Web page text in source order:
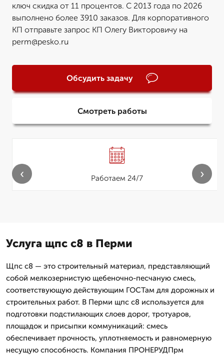
ключ скидка от 11 процентов. С 2013 года по 2026
выполнено более 3910 заказов. Для корпоративного
КП отправьте запрос КП Олегу Викторовичу на
perm@pesko.ru
Обсудить задачу
Смотреть работы
Работаем 24/7
‹ ›
Услуга щпс с8 в Перми
Щпс с8 — это строительный материал, представляющий
собой мелкозернистую щебеночно-песчаную смесь,
соответствующую действующим ГОСТам для дорожных и
строительных работ. В Перми щпс с8 используется для
подготовки подстилающих слоев дорог, тротуаров,
площадок и присыпки коммуникаций: смесь
обеспечивает прочность, уплотняемость и равномерную
несущую способность. Компания ПРОНЕРУДПрм